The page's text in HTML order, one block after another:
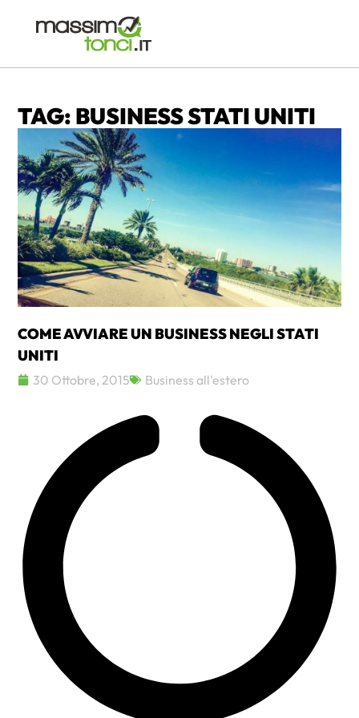
TAG: BUSINESS STATI UNITI
COME AVVIARE UN BUSINESS NEGLI STATI
UNITI
30 Ottobre, 2015 Business all'estero